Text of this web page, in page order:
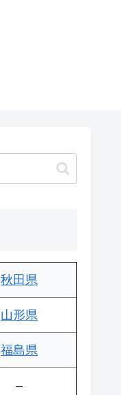
秋田県
山形県
福島県
–